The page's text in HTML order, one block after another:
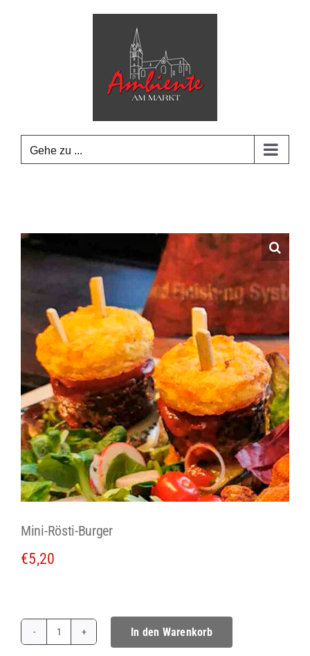
Gehe zu ...
Mini-Rösti-Burger
€5,20
Mini-
In den Warenkorb